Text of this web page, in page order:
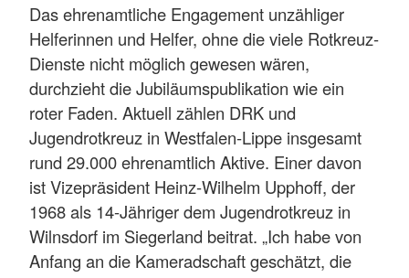
Das ehrenamtliche Engagement unzähliger
Helferinnen und Helfer, ohne die viele Rotkreuz-
Dienste nicht möglich gewesen wären,
durchzieht die Jubiläumspublikation wie ein
roter Faden. Aktuell zählen DRK und
Jugendrotkreuz in Westfalen-Lippe insgesamt
rund 29.000 ehrenamtlich Aktive. Einer davon
ist Vizepräsident Heinz-Wilhelm Upphoff, der
1968 als 14-Jähriger dem Jugendrotkreuz in
Wilnsdorf im Siegerland beitrat. „Ich habe von
Anfang an die Kameradschaft geschätzt, die